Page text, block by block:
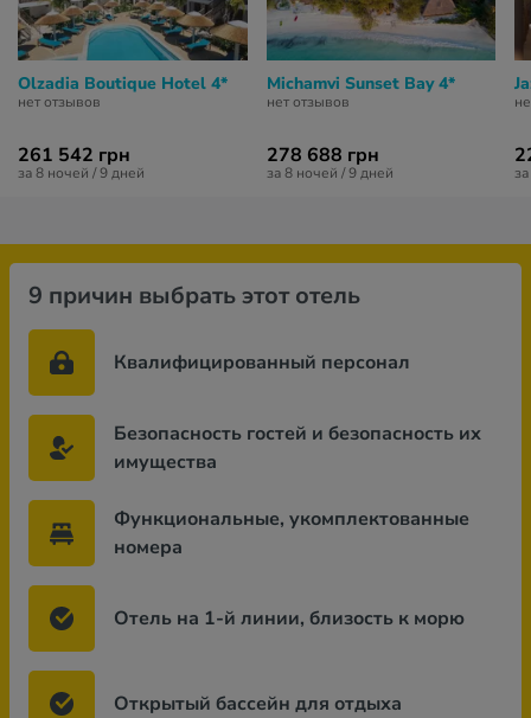
Olzadia Boutique Hotel 4*
нет отзывов
261 542 грн
за 8 ночей / 9 дней
Michamvi Sunset Bay 4*
нет отзывов
278 688 грн
за 8 ночей / 9 дней
9 причин выбрать этот отель
Квалифицированный персонал
Безопасность гостей и безопасность их
имущества
Функциональные, укомплектованные
номера
Отель на 1-й линии, близость к морю
Открытый бассейн для отдыха